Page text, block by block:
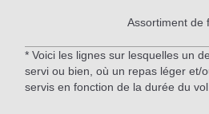
Assortiment de
* Voici les lignes sur lesquelles un
servi ou bien, où un repas léger et/
servis en fonction de la durée du